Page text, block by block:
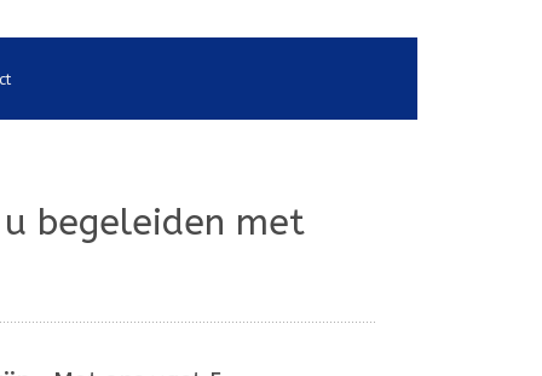
begeleiden met